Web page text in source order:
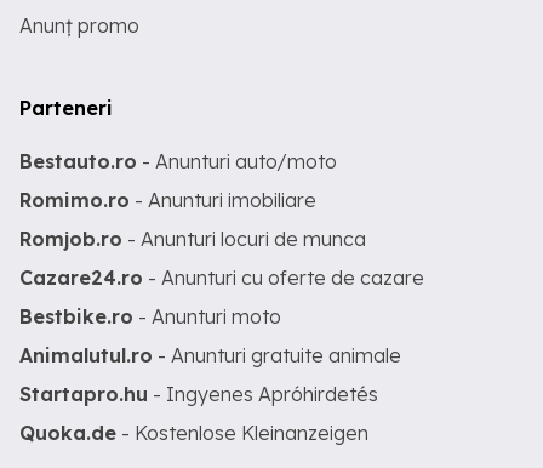
Anunț promo
Parteneri
Bestauto.ro - Anunturi auto/moto
Romimo.ro - Anunturi imobiliare
Romjob.ro - Anunturi locuri de munca
Cazare24.ro - Anunturi cu oferte de cazare
Bestbike.ro - Anunturi moto
Animalutul.ro - Anunturi gratuite animale
Startapro.hu - Ingyenes Apróhirdetés
Quoka.de - Kostenlose Kleinanzeigen